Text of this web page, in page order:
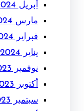
أبريل 2024
مارس 2024
فبراير 2024
يناير 2024
نوفمبر 2023
أكتوبر 2023
سبتمبر 2023